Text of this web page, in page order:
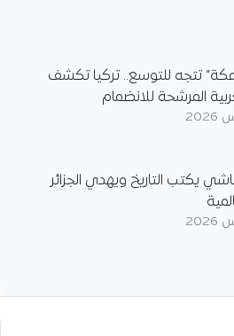
مكة” تتجه للتوسع.. تركيا تكشف
المرشحة للانضمام
يكتب التاريخ ويهدي الجزائر